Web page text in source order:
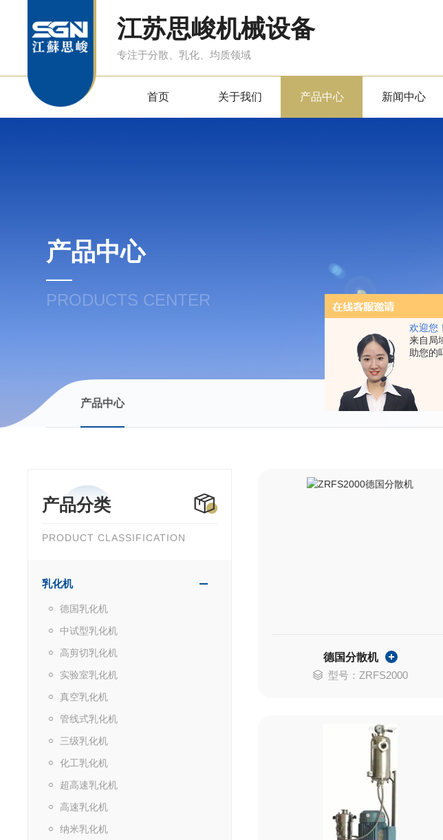
欢迎您！
来自局
助您的
江苏思峻机械设备
专注于分散、乳化、均质领域
首页 关于我们 产品中心 新闻中心
产品中心
PRODUCTS CENTER
产品中心
产品分类
PRODUCT CLASSIFICATION
乳化机
德国乳化机
中试型乳化机
高剪切乳化机
实验室乳化机
真空乳化机
管线式乳化机
三级乳化机
化工乳化机
超高速乳化机
高速乳化机
纳米乳化机
德国分散机
型号：ZRFS2000